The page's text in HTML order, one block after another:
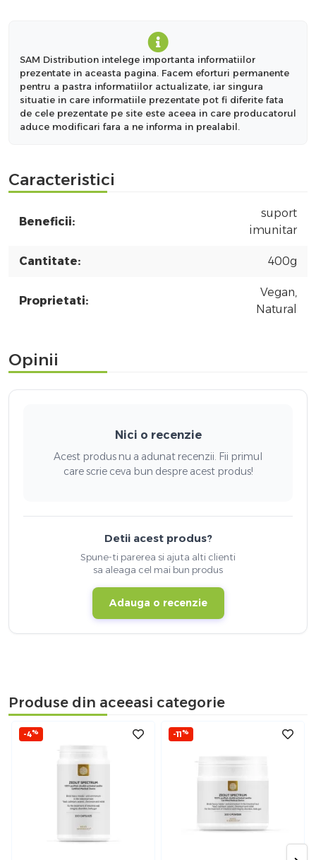
SAM Distribution intelege importanta informatiilor
prezentate in aceasta pagina. Facem eforturi permanente
pentru a pastra informatiilor actualizate, iar singura
situatie in care informatiile prezentate pot fi diferite fata
de cele prezentate pe site este aceea in care producatorul
aduce modificari fara a ne informa in prealabil.
Caracteristici
Beneficii:
suport
imunitar
Cantitate: 400g
Proprietati:
Vegan,
Natural
Opinii
Nici o recenzie
Acest produs nu a adunat recenzii. Fii primul
care scrie ceva bun despre acest produs!
Detii acest produs?
Spune-ti parerea si ajuta alti clienti
sa aleaga cel mai bun produs
Adauga o recenzie
Produse din aceeasi categorie
-4% -11%